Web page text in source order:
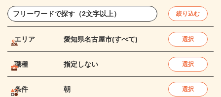
絞り込む
エリア 愛知県名古屋市(すべて) 選択
職種 指定しない 選択
条件 朝 選択